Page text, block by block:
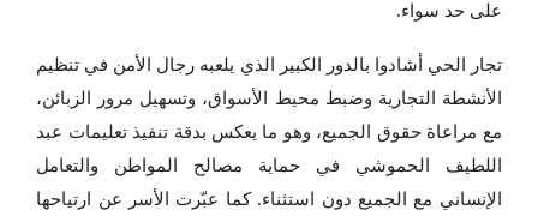
على حد سواء.
تجار الحي أشادوا بالدور الكبير الذي يلعبه رجال الأمن في تنظيم
الأنشطة التجارية وضبط محيط الأسواق، وتسهيل مرور الزبائن،
مع مراعاة حقوق الجميع، وهو ما يعكس بدقة تنفيذ تعليمات عبد
اللطيف الحموشي في حماية مصالح المواطن والتعامل
الإنساني مع الجميع دون استثناء. كما عبّرت الأسر عن ارتياحها